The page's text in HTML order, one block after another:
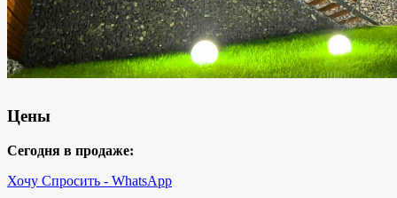
Цены
Сегодня в продаже:
Хочу Спросить - WhatsApp